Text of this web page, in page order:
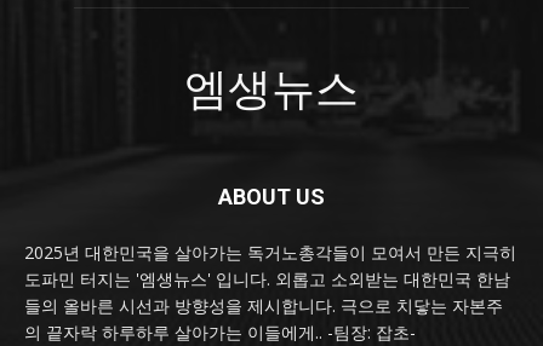
엠생뉴스
ABOUT US
2025년 대한민국을 살아가는 독거노총각들이 모여서 만든 지극히
도파민 터지는 '엠생뉴스' 입니다. 외롭고 소외받는 대한민국 한남
들의 올바른 시선과 방향성을 제시합니다. 극으로 치닿는 자본주
의 끝자락 하루하루 살아가는 이들에게.. -팀장: 잡초-